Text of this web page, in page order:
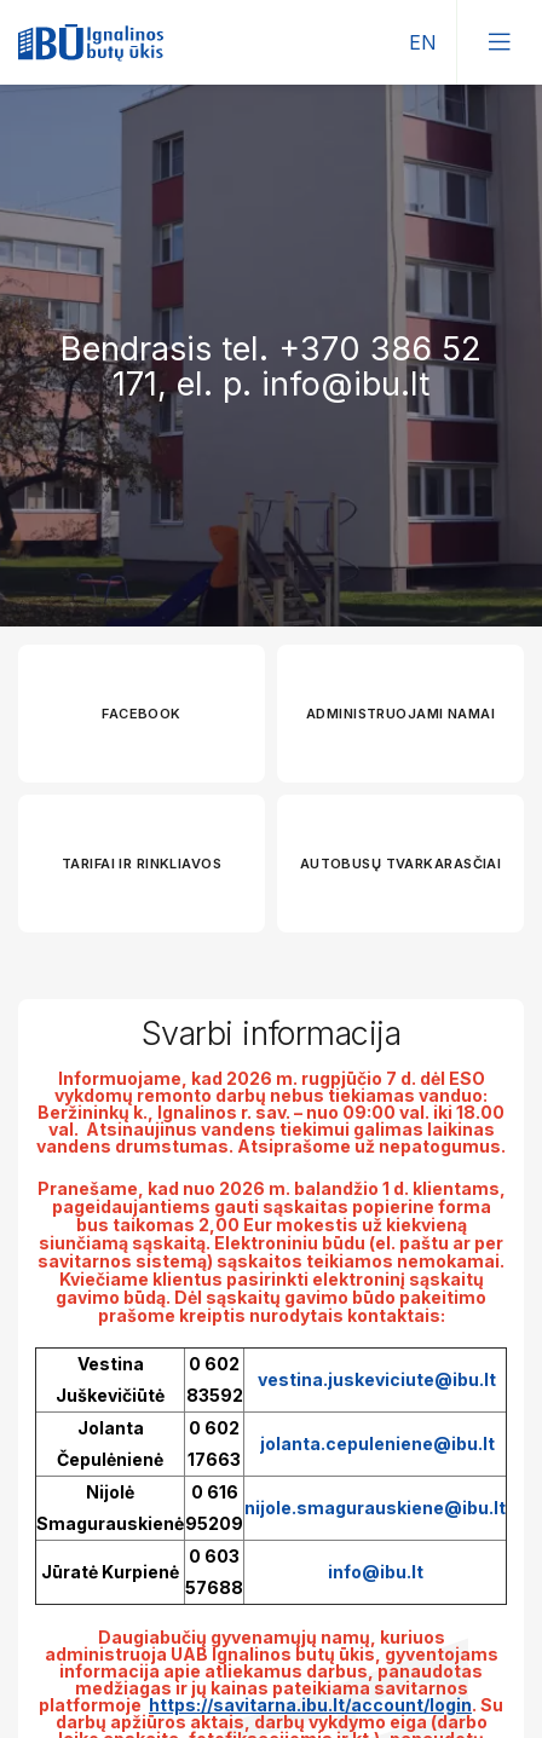
386 52
Bendrasis tel.
171, el. p.
FACEBOOK ADMINISTRUOJAMI NAMAI
TARIFAI IR RINKLIAVOS AUTOBUSŲ TVARKARASČIAI
Svarbi informacija
Informuojame, kad 2026 m. rugpjūčio 7 d. dėl ESO
vykdomų remonto darbų nebus tiekiamas vanduo:
Beržininkų k., Ignalinos r. sav. – nuo 09:00 val. iki 18.00
val. Atsinaujinus vandens tiekimui galimas laikinas
vandens drumstumas. Atsiprašome už nepatogumus.
Pranešame, kad nuo 2026 m. balandžio 1 d. klientams,
pageidaujantiems gauti sąskaitas popierine forma
bus taikomas 2,00 Eur mokestis už kiekvieną
siunčiamą sąskaitą. Elektroniniu būdu (el. paštu ar per
savitarnos sistemą) sąskaitos teikiamos nemokamai.
Kviečiame klientus pasirinkti elektroninį sąskaitų
gavimo būdą. Dėl sąskaitų gavimo būdo pakeitimo
prašome kreiptis nurodytais kontaktais:
Vestina
Juškevičiūtė
0 602
83592
vestina.juskeviciute@ibu.lt
Jolanta
Čepulėnienė
0 602
17663
jolanta.cepuleniene@ibu.lt
Nijolė
Smagurauskienė
0 616
95209
nijole.smagurauskiene@ibu.lt
Jūratė Kurpienė
0 603
57688
info@ibu.lt
Daugiabučių gyvenamųjų namų, kuriuos
administruoja UAB Ignalinos butų ūkis, gyventojams
informacija apie atliekamus darbus, panaudotas
medžiagas ir jų kainas pateikiama savitarnos
platformojehttps://savitarna.ibu.lt/account/login. Su
darbų apžiūros aktais, darbų vykdymo eiga (darbo